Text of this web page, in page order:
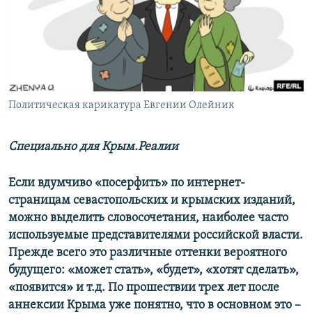
ПОБЕДИТЕЛЕЙ НЕ СУДЯТ?
КРЫМ.НЕПОКОРЕННЫЙ
УКРАИНСКАЯ ПРОБЛЕМА КРЫМА
ПРИСОЕДИНЯЙТЕСЬ!
Все сайты RFE/RL
Политическая карикатура Евгении Олейник
Специально для Крым.Реалии
Если вдумчиво «посерфить» по интернет-
страницам севастопольских и крымских изданий,
можно выделить словосочетания, наиболее часто
используемые представителями российской власти.
Прежде всего это различные оттенки вероятного
будущего: «может стать», «будет», «хотят сделать»,
«появится» и т.д. По прошествии трех лет после
аннексии Крыма уже понятно, что в основном это –